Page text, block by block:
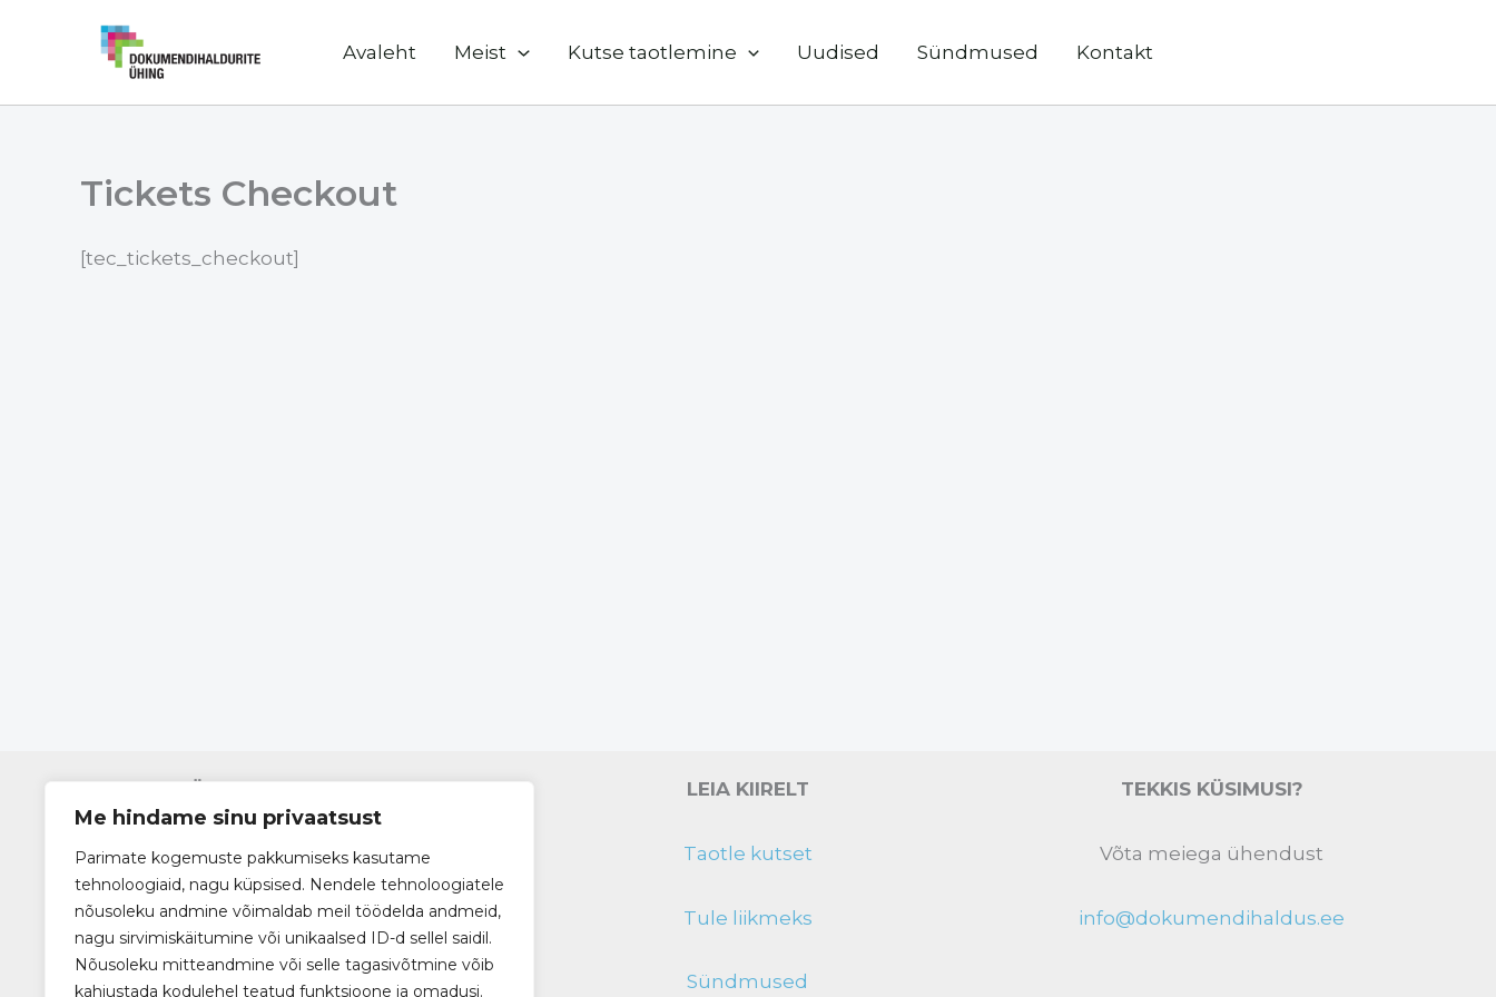
Me hindame sinu privaatsust
Parimate kogemuste pakkumiseks kasutame
tehnoloogiaid, nagu küpsised. Nendele tehnoloogiatele
nõusoleku andmine võimaldab meil töödelda andmeid,
nagu sirvimiskäitumine või unikaalsed ID-d sellel saidil.
Nõusoleku mitteandmine või selle tagasivõtmine võib
kahjustada kodulehel teatud funktsioone ja omadusi.
Avaleht Meist Kutse taotlemine Uudised Sündmused Kontakt
Tickets Checkout
[tec_tickets_checkout]
Ole kursis meie tegemistega
LEIA KIIRELT
Taotle kutset
Tule liikmeks
Sündmused
TEKKIS KÜSIMUSI?
Võta meiega ühendust
info@dokumendihaldus.ee